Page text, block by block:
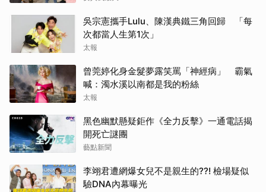
吳宗憲攜手Lulu、陳漢典鐵三角回歸 「每
次都當人生第1次」
太報
曾莞婷化身金髮夢露笑罵「神經病」 霸氣
喊：濁水溪以南都是我的粉絲
太報
黑色幽默懸疑鉅作《全力反擊》一通電話揭
開死亡謎團
藝點新聞
李翊君遭網爆女兒不是親生的??! 檢場疑似
驗DNA內幕曝光